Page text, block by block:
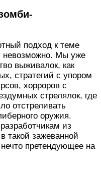
подход к теме
невозможно. Мы уже
выживалок, как
стратегий с упором
хорроров с
стрелялок, где
отстреливать
оружия.
из
такой зажеванной
претендующее на